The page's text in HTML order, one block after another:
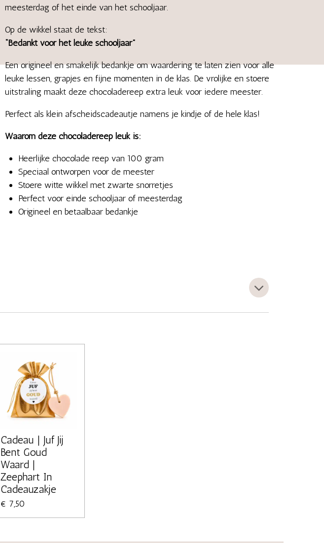
meesterdag of het einde van het schooljaar.
Op de wikkel staat de tekst:
“Bedankt voor het leuke schooljaar”
Een origineel en smakelijk bedankje om waardering te laten zien voor alle
leuke lessen, grapjes en fijne momenten in de klas. De vrolijke en stoere
uitstraling maakt deze chocoladereep extra leuk voor iedere meester.
Perfect als klein afscheidscadeautje namens je kindje of de hele klas!
Waarom deze chocoladereep leuk is:
Heerlijke chocolade reep van 100 gram
Speciaal ontworpen voor de meester
Stoere witte wikkel met zwarte snorretjes
Perfect voor einde schooljaar of meesterdag
Origineel en betaalbaar bedankje
Cadeau | Juf Jij
Bent Goud
Waard |
Zeephart In
Cadeauzakje
€ 7,50